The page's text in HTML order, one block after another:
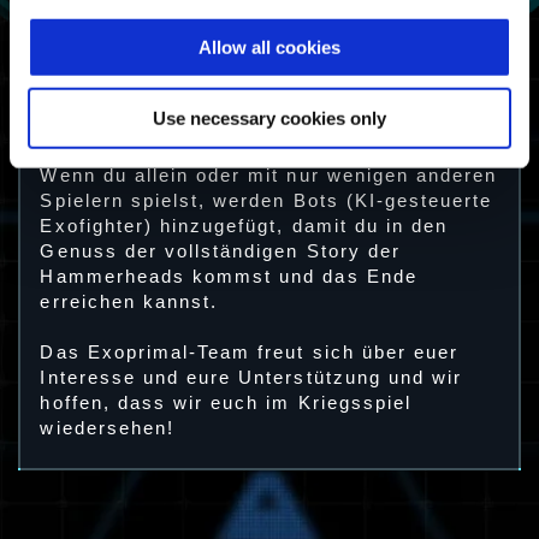
Allow all cookies
Use necessary cookies only
Alle Spielmodi sind weiterhin verfügbar. Das
sowie für die Inhalte am Spielende wie
Spießrutenlauf und Zeitschleifen-Rebellion.
Wenn du allein oder mit nur wenigen anderen
Spielern spielst, werden Bots (KI-gesteuerte
Exofighter) hinzugefügt, damit du in den
Genuss der vollständigen Story der
Hammerheads kommst und das Ende
erreichen kannst.
Das Exoprimal-Team freut sich über euer
Interesse und eure Unterstützung und wir
hoffen, dass wir euch im Kriegsspiel
wiedersehen!